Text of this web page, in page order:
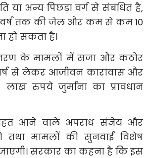
या अन्य पिछड़ा वर्ग से संबंधित है,
वर्ष तक की जेल और कम से कम 10
हो सकता है।
के मामलों में सजा और कठोर
से लेकर आजीवन कारावास और
रुपये जुर्माना का प्रावधान
आने वाले अपराध संज्ञेय और
तथा मामलों की सुनवाई विशेष
सरकार का कहना है कि इस